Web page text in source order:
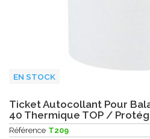
EN STOCK
Ticket Autocollant Pour
40 Thermique TOP /
Référence T209